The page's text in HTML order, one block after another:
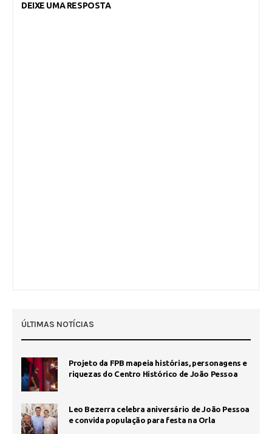
DEIXE UMA RESPOSTA
ÚLTIMAS NOTÍCIAS
Projeto da FPB mapeia histórias, personagens e
riquezas do Centro Histórico de João Pessoa
Leo Bezerra celebra aniversário de João Pessoa
e convida população para festa na Orla